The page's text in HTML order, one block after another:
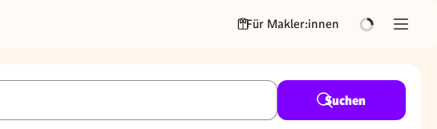
Für Makler:innen
Suchen